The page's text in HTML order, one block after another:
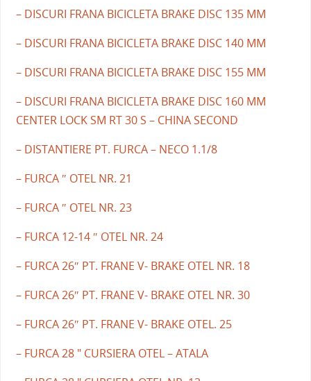
– DISCURI FRANA BICICLETA BRAKE DISC 135 MM
– DISCURI FRANA BICICLETA BRAKE DISC 140 MM
– DISCURI FRANA BICICLETA BRAKE DISC 155 MM
– DISCURI FRANA BICICLETA BRAKE DISC 160 MM
CENTER LOCK SM RT 30 S – CHINA SECOND
– DISTANTIERE PT. FURCA – NECO 1.1/8
– FURCA ″ OTEL NR. 21
– FURCA ″ OTEL NR. 23
– FURCA 12-14 ″ OTEL NR. 24
– FURCA 26″ PT. FRANE V- BRAKE OTEL NR. 18
– FURCA 26″ PT. FRANE V- BRAKE OTEL NR. 30
– FURCA 26″ PT. FRANE V- BRAKE OTEL. 25
– FURCA 28 " CURSIERA OTEL – ATALA